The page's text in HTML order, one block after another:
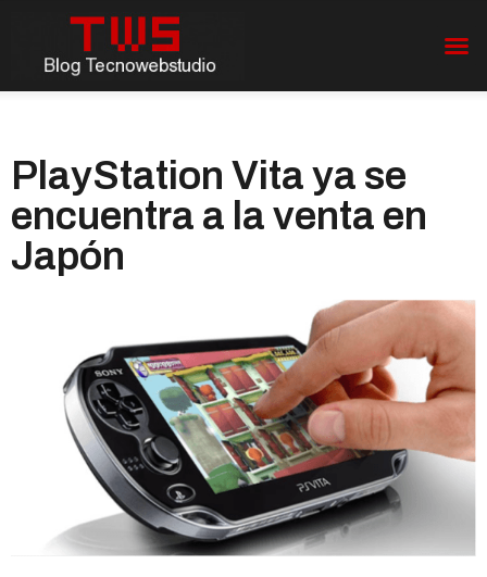
PlayStation Vita ya se
encuentra a la venta en
Japón